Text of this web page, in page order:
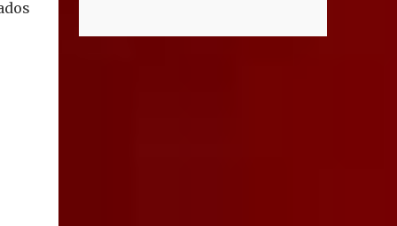
posicionándose como un referente nacional